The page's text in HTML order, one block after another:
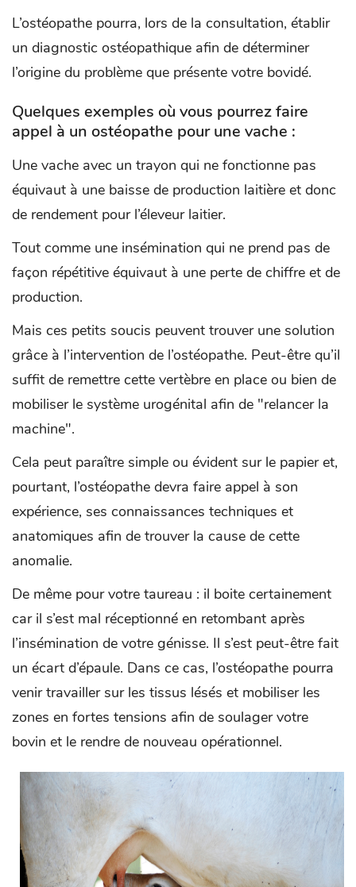
L’ostéopathe pourra, lors de la consultation, établir
un diagnostic ostéopathique afin de déterminer
l’origine du problème que présente votre bovidé.
Quelques exemples où vous pourrez faire
appel à un ostéopathe pour une vache :
Une vache avec un trayon qui ne fonctionne pas
équivaut à une baisse de production laitière et donc
de rendement pour l’éleveur laitier.
Tout comme une insémination qui ne prend pas de
façon répétitive équivaut à une perte de chiffre et de
production.
Mais ces petits soucis peuvent trouver une solution
grâce à l’intervention de l’ostéopathe. Peut-être qu’il
suffit de remettre cette vertèbre en place ou bien de
mobiliser le système urogénital afin de "relancer la
machine".
Cela peut paraître simple ou évident sur le papier et,
pourtant, l’ostéopathe devra faire appel à son
expérience, ses connaissances techniques et
anatomiques afin de trouver la cause de cette
anomalie.
De même pour votre taureau : il boite certainement
car il s’est mal réceptionné en retombant après
l’insémination de votre génisse. Il s’est peut-être fait
un écart d’épaule. Dans ce cas, l’ostéopathe pourra
venir travailler sur les tissus lésés et mobiliser les
zones en fortes tensions afin de soulager votre
bovin et le rendre de nouveau opérationnel.